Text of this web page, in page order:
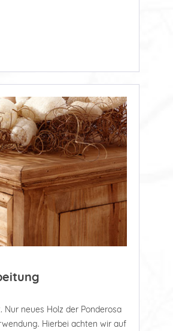
neues Holz der Ponderosa
Hierbei achten wir auf